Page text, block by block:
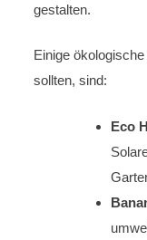
gestalten.
Einige
sollten, sind:
Eco